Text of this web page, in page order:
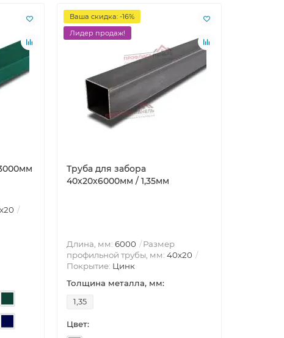
Ваша скидка: -16%
Лидер продаж!
Труба для забора
40х20x6000мм / 1,35мм
Длина, мм: 6000
Размер
профильной трубы, мм: 40х20
Покрытие: Цинк
Толщина металла, мм:
1,35
Цвет: